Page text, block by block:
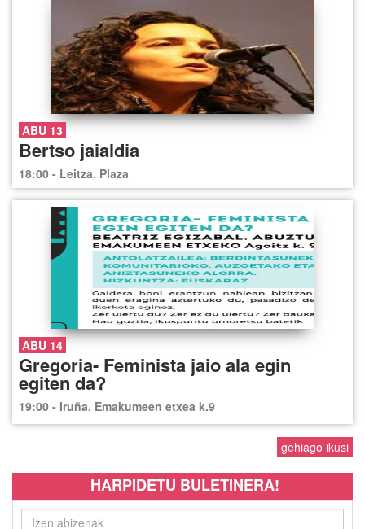
ABU 13
Bertso jaialdia
18:00 - Leitza. Plaza
ABU 14
Gregoria- Feminista jaio ala egin
egiten da?
19:00 - Iruña. Emakumeen etxea k.9
gehiago ikusi
HARPIDETU BULETINERA!